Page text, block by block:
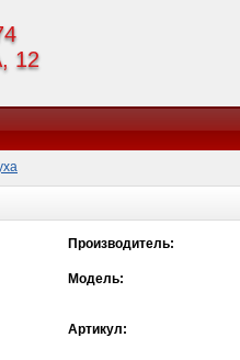
12
Производитель:
Модель:
Артикул: